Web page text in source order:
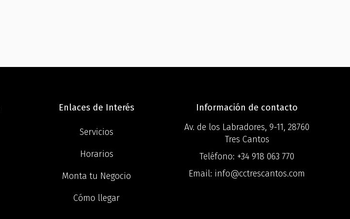
Enlaces de Interés
Servicios
Horarios
Monta tu Negocio
Cómo llegar
Información de contacto
Av. de los Labradores, 9-11, 28760
Tres Cantos
Teléfono: +34 918 063 770
Email: info@cctrescantos.com